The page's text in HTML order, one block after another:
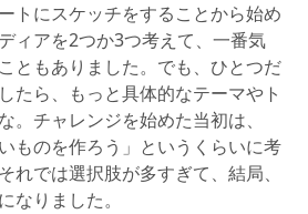
トにスケッチをすることから始め
ィアを2つか3つ考えて、一番気
ともありました。でも、ひとつだ
たら、もっと具体的なテーマやト
。チャレンジを始めた当初は、
ものを作ろう」というくらいに考
れでは選択肢が多すぎて、結局、
なりました。